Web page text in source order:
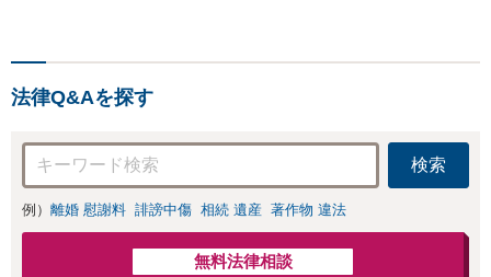
法律Q&Aを探す
検索
例） 離婚 慰謝料 誹謗中傷 相続 遺産 著作物 違法
無料法律相談